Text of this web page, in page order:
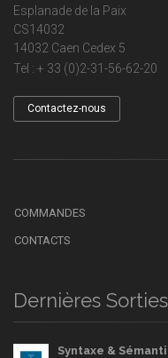
Esplanade de la Paix
CS14032
14032 Caen Cedex 5
Tel : + 33 (0)2-31-56-62-20
Contactez-nous
COMMANDES
CONTACTS
Dernières Sorties
Syntaxe &